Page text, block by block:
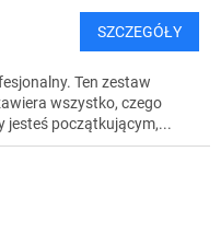
SZCZEGÓŁY
Ten zestaw
wszystko, czego
jesteś początkującym,...